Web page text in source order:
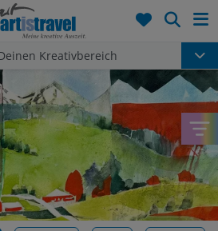
Kreativbereich